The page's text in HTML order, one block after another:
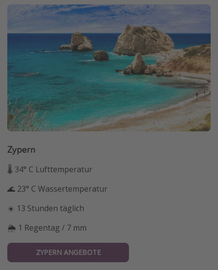
Zypern
🌡 34° C Lufttemperatur
🌊 23° C Wassertemperatur
☀️ 13 Stunden täglich
🌦 1 Regentag / 7 mm
ZYPERN ANGEBOTE